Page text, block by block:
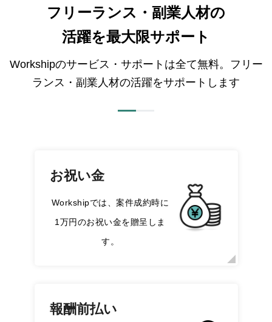
フリーランス・副業人材の
活躍を最大限サポート
Workshipのサービス・サポートは全て無料。フリー
ランス・副業人材の活躍をサポートします
お祝い金
Workshipでは、案件成約時に
1万円のお祝い金を贈呈しま
す。
報酬前払い